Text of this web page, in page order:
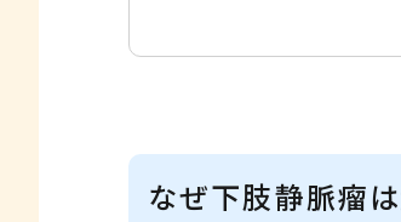
なぜ下肢静脈瘤は